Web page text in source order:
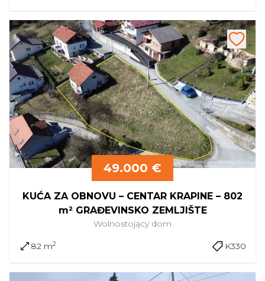
49.000 €
KUĆA ZA OBNOVU – CENTAR KRAPINE – 802
m² GRAĐEVINSKO ZEMLJIŠTE
Wolnostojący dom
82 m2 K330